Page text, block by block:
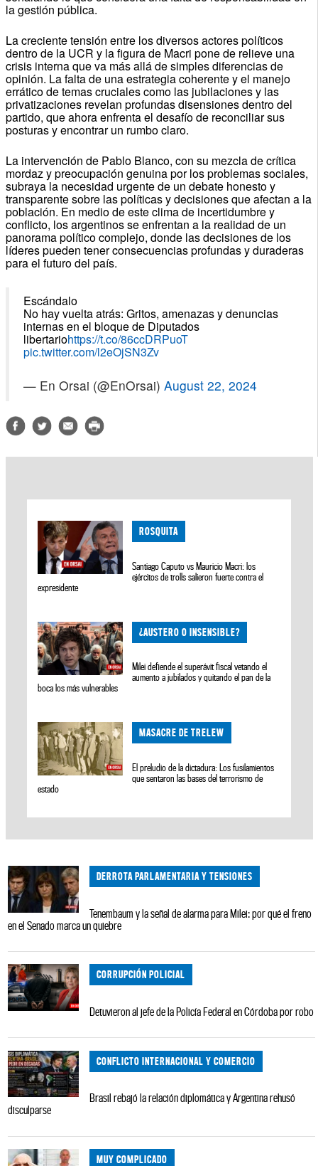
la gestión pública.
La creciente tensión entre los diversos actores políticos
dentro de la UCR y la figura de Macri pone de relieve una
crisis interna que va más allá de simples diferencias de
opinión. La falta de una estrategia coherente y el manejo
errático de temas cruciales como las jubilaciones y las
privatizaciones revelan profundas disensiones dentro del
partido, que ahora enfrenta el desafío de reconciliar sus
posturas y encontrar un rumbo claro.
La intervención de Pablo Blanco, con su mezcla de crítica
mordaz y preocupación genuina por los problemas sociales,
subraya la necesidad urgente de un debate honesto y
transparente sobre las políticas y decisiones que afectan a la
población. En medio de este clima de incertidumbre y
conflicto, los argentinos se enfrentan a la realidad de un
panorama político complejo, donde las decisiones de los
líderes pueden tener consecuencias profundas y duraderas
para el futuro del país.
Escándalo
No hay vuelta atrás: Gritos, amenazas y denuncias
internas en el bloque de Diputados
libertariohttps://t.co/86ccDRPuoT
pic.twitter.com/l2eOjSN3Zv
— En Orsai (@EnOrsai) August 22, 2024
ROSQUITA
Santiago Caputo vs Mauricio Macri: los
ejércitos de trolls salieron fuerte contra el
expresidente
¿AUSTERO O INSENSIBLE?
Milei defiende el superávit fiscal vetando el
aumento a jubilados y quitando el pan de la
boca los más vulnerables
MASACRE DE TRELEW
El preludio de la dictadura: Los fusilamientos
que sentaron las bases del terrorismo de
estado
DERROTA PARLAMENTARIA Y TENSIONES
Tenembaum y la señal de alarma para Milei: por qué el freno
en el Senado marca un quiebre
CORRUPCIÓN POLICIAL
Detuvieron al jefe de la Policía Federal en Córdoba por robo
CONFLICTO INTERNACIONAL Y COMERCIO
Brasil rebajó la relación diplomática y Argentina rehusó
disculparse
MUY COMPLICADO